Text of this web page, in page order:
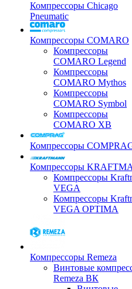
Компрессоры Chicago
Pneumatic
Компрессоры COMARO
Компрессоры
COMARO Legend
Компрессоры
COMARO Mythos
Компрессоры
COMARO Symbol
Компрессоры
COMARO XB
Компрессоры
Компрессоры
Компрессоры
VEGA
Компрессоры
VEGA OPTIMA
Компрессоры Remeza
Винтовые
Remeza ВК